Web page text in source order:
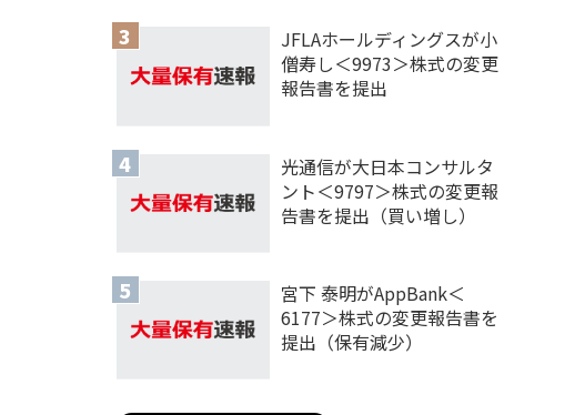
JFLAホールディングスが小
僧寿し＜9973＞株式の変更
報告書を提出
光通信が大日本コンサルタ
ント＜9797＞株式の変更報
告書を提出（買い増し）
宮下 泰明がAppBank＜
6177＞株式の変更報告書を
提出（保有減少）